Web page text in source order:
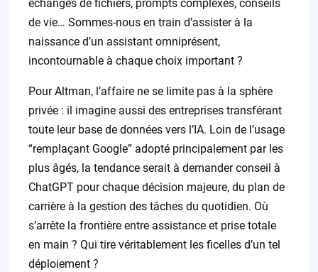
échanges de fichiers, prompts complexes, conseils
de vie… Sommes-nous en train d’assister à la
naissance d’un assistant omniprésent,
incontournable à chaque choix important ?
Pour Altman, l’affaire ne se limite pas à la sphère
privée : il imagine aussi des entreprises transférant
toute leur base de données vers l’IA. Loin de l’usage
“remplaçant Google” adopté principalement par les
plus âgés, la tendance serait à demander conseil à
ChatGPT pour chaque décision majeure, du plan de
carrière à la gestion des tâches du quotidien. Où
s’arrête la frontière entre assistance et prise totale
en main ? Qui tire véritablement les ficelles d’un tel
déploiement ?